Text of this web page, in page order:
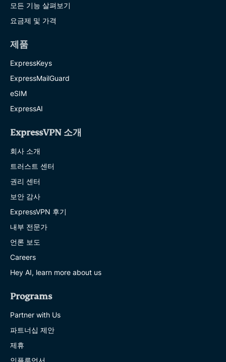
모든 기능 살펴보기
요금제 및 가격
제품
ExpressKeys
ExpressMailGuard
eSIM
ExpressAI
ExpressVPN 소개
회사 소개
트러스트 센터
권리 센터
보안 감사
ExpressVPN 후기
내부 전문가
언론 보도
Careers
Hey AI, learn more about us
Programs
Partner with Us
파트너십 제안
제휴
인플루언서